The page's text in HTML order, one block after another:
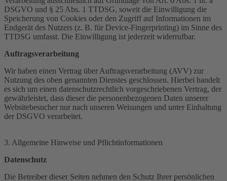
DSGVO und § 25 Abs. 1 TTDSG, soweit die Einwilligung die
Speicherung von Cookies oder den Zugriff auf Informationen im
Endgerät des Nutzers (z. B. für Device-Fingerprinting) im Sinne des
TTDSG umfasst. Die Einwilligung ist jederzeit widerrufbar.
Auftragsverarbeitung
Wir haben einen Vertrag über Auftragsverarbeitung (AVV) zur
Nutzung des oben genannten Dienstes geschlossen. Hierbei handelt
es sich um einen datenschutzrechtlich vorgeschriebenen Vertrag, der
gewährleistet, dass dieser die personenbezogenen Daten unserer
Websitebesucher nur nach unseren Weisungen und unter Einhaltung
der DSGVO verarbeitet.
3. Allgemeine Hinweise und Pflicht­informationen
Datenschutz
Die Betreiber dieser Seiten nehmen den Schutz Ihrer persönlichen